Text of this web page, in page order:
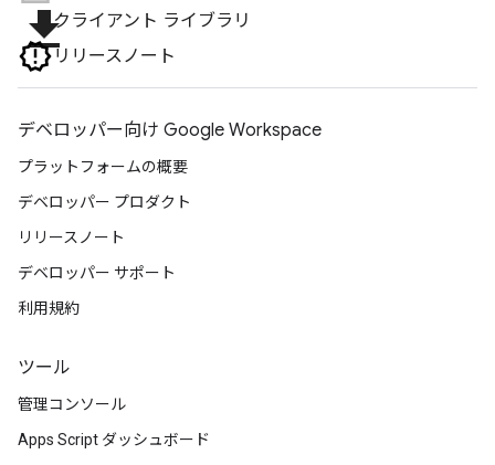
file_downloadクライアント ライブラリ
リリースノート
デベロッパー向け Google Workspace
プラットフォームの概要
デベロッパー プロダクト
リリースノート
デベロッパー サポート
利用規約
ツール
管理コンソール
Apps Script ダッシュボード